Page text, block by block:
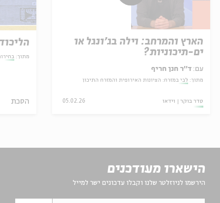
הארץ והמרחב: וילה בג'ונגל או
ים-תיכוניות?
עם: ד׳׳ר חנן חריף
מתוך: לבי במזרח: הציונות האירופית והמזרח התיכון
סדר בוקר וידאו 05.02.26
מתוך:
הסכת
הישארו מעודכנים
הירשמו לניוזלטר שלנו וקבלו עדכונים ישר למייל